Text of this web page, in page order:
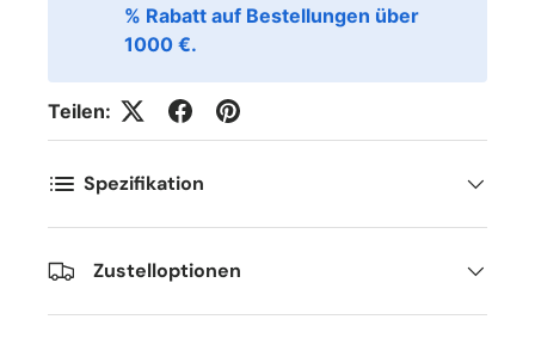
% Rabatt auf Bestellungen über
1000 €.
Teilen:
Spezifikation
Zustelloptionen